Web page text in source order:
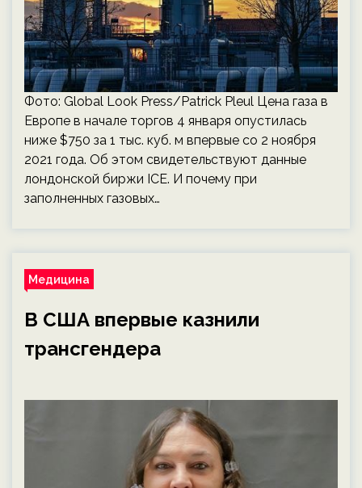
Фото: Global Look Press/Patrick Pleul Цена газа в
Европе в начале торгов 4 января опустилась
ниже $750 за 1 тыс. куб. м впервые со 2 ноября
2021 года. Об этом свидетельствуют данные
лондонской биржи ICE. И почему при
заполненных газовых…
Медицина
В США впервые казнили
трансгендера